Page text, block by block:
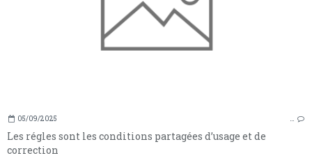
05/09/2025 …
Les régles sont les conditions partagées d’usage et de
correction